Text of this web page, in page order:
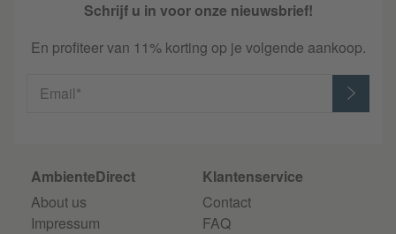
Schrijf u in voor onze nieuwsbrief!
En profiteer van 11% korting op je volgende aankoop.
Email*
AmbienteDirect
About us
Impressum
Klantenservice
Contact
FAQ